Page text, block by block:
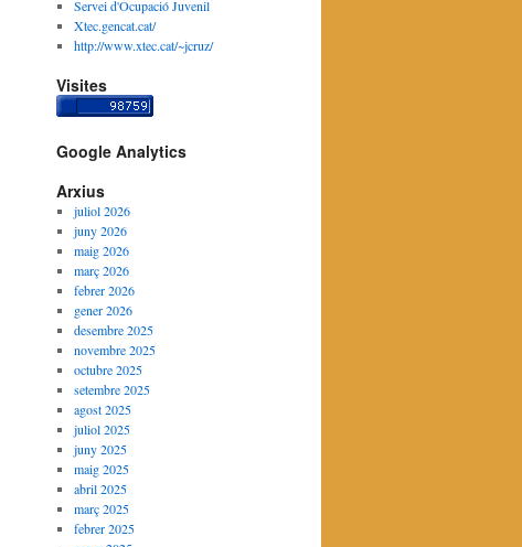
Servei d'Ocupació Juvenil
Xtec.gencat.cat/
http://www.xtec.cat/~jcruz/
Visites
Google Analytics
Arxius
juliol 2026
juny 2026
maig 2026
març 2026
febrer 2026
gener 2026
desembre 2025
novembre 2025
octubre 2025
setembre 2025
agost 2025
juliol 2025
juny 2025
maig 2025
abril 2025
març 2025
febrer 2025